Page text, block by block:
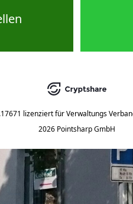
lizenziert fürVerwaltungs
2026 Pointsharp GmbH